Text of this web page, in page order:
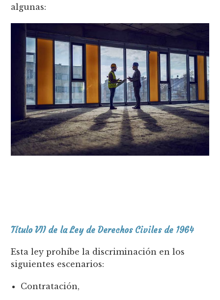
algunas:
Título VII de la Ley de Derechos Civiles de 1964
Esta ley prohíbe la discriminación en los
siguientes escenarios:
Contratación,